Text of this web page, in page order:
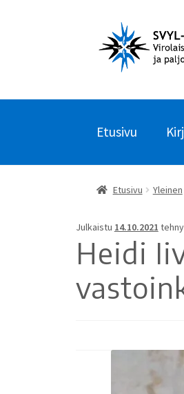
Siirry
navigointiin
Siirry
sisältöön
Etusivu
Etusivu Yleinen
Julkaistu 14.10.2021
Heidi